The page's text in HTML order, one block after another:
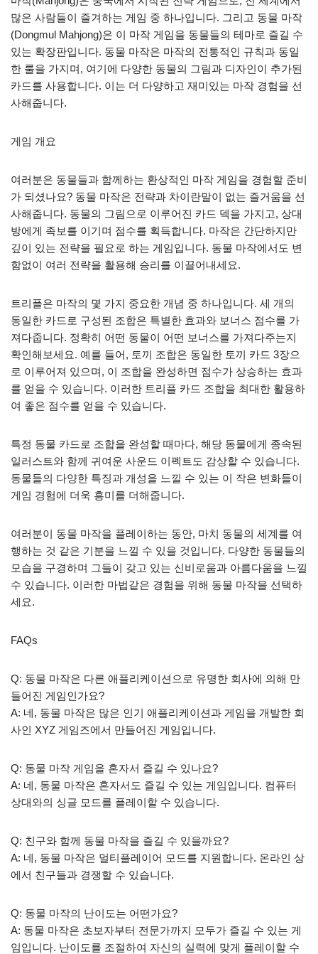
많은 사람들이 즐겨하는 게임 중 하나입니다. 그리고 동물 마작
(Dongmul Mahjong)은 이 마작 게임을 동물들의 테마로 즐길 수
있는 확장판입니다. 동물 마작은 마작의 전통적인 규칙과 동일
한 룰을 가지며, 여기에 다양한 동물의 그림과 디자인이 추가된
카드를 사용합니다. 이는 더 다양하고 재미있는 마작 경험을 선
사해줍니다.
게임 개요
여러분은 동물들과 함께하는 환상적인 마작 게임을 경험할 준비
가 되셨나요? 동물 마작은 전략과 차이란말이 없는 즐거움을 선
사해줍니다. 동물의 그림으로 이루어진 카드 덱을 가지고, 상대
방에게 족보를 이기며 점수를 획득합니다. 마작은 간단하지만
깊이 있는 전략을 필요로 하는 게임입니다. 동물 마작에서도 변
함없이 여러 전략을 활용해 승리를 이끌어내세요.
트리플은 마작의 몇 가지 중요한 개념 중 하나입니다. 세 개의
동일한 카드로 구성된 조합은 특별한 효과와 보너스 점수를 가
져다줍니다. 정확히 어떤 동물이 어떤 보너스를 가져다주는지
확인해보세요. 예를 들어, 토끼 조합은 동일한 토끼 카드 3장으
로 이루어져 있으며, 이 조합을 완성하면 점수가 상승하는 효과
를 얻을 수 있습니다. 이러한 트리플 카드 조합을 최대한 활용하
여 좋은 점수를 얻을 수 있습니다.
특정 동물 카드로 조합을 완성할 때마다, 해당 동물에게 종속된
일러스트와 함께 귀여운 사운드 이펙트도 감상할 수 있습니다.
동물들의 다양한 특징과 개성을 느낄 수 있는 이 작은 변화들이
게임 경험에 더욱 흥미를 더해줍니다.
여러분이 동물 마작을 플레이하는 동안, 마치 동물의 세계를 여
행하는 것 같은 기분을 느낄 수 있을 것입니다. 다양한 동물들의
모습을 구경하며 그들이 갖고 있는 신비로움과 아름다움을 느낄
수 있습니다. 이러한 마법같은 경험을 위해 동물 마작을 선택하
세요.
FAQs
Q: 동물 마작은 다른 애플리케이션으로 유명한 회사에 의해 만
들어진 게임인가요?
A: 네, 동물 마작은 많은 인기 애플리케이션과 게임을 개발한 회
사인 XYZ 게임즈에서 만들어진 게임입니다.
Q: 동물 마작 게임을 혼자서 즐길 수 있나요?
A: 네, 동물 마작은 혼자서도 즐길 수 있는 게임입니다. 컴퓨터
상대와의 싱글 모드를 플레이할 수 있습니다.
Q: 친구와 함께 동물 마작을 즐길 수 있을까요?
A: 네, 동물 마작은 멀티플레이어 모드를 지원합니다. 온라인 상
에서 친구들과 경쟁할 수 있습니다.
Q: 동물 마작의 난이도는 어떤가요?
A: 동물 마작은 초보자부터 전문가까지 모두가 즐길 수 있는 게
임입니다. 난이도를 조절하여 자신의 실력에 맞게 플레이할 수